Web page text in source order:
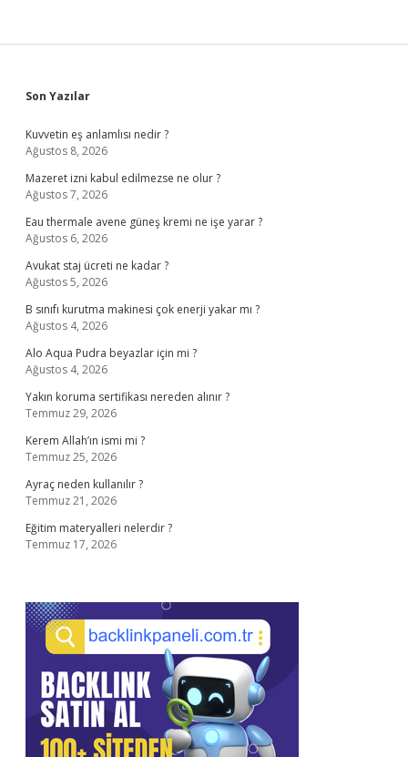
Sidebar
Son Yazılar
Kuvvetin eş anlamlısı nedir ?
Ağustos 8, 2026
Mazeret izni kabul edilmezse ne olur ?
Ağustos 7, 2026
Eau thermale avene güneş kremi ne işe yarar ?
Ağustos 6, 2026
Avukat staj ücreti ne kadar ?
Ağustos 5, 2026
B sınıfı kurutma makinesi çok enerji yakar mı ?
Ağustos 4, 2026
Alo Aqua Pudra beyazlar için mi ?
Ağustos 4, 2026
Yakın koruma sertifikası nereden alınır ?
Temmuz 29, 2026
Kerem Allah’ın ismi mi ?
Temmuz 25, 2026
Ayraç neden kullanılır ?
Temmuz 21, 2026
Eğitim materyalleri nelerdir ?
Temmuz 17, 2026